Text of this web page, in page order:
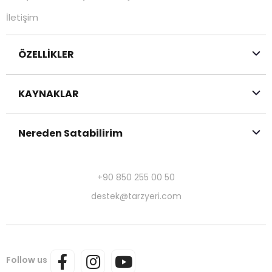
İletişim
ÖZELLİKLER
KAYNAKLAR
Nereden Satabilirim
+90 850 255 00 50
destek@tarzyeri.com
Follow us